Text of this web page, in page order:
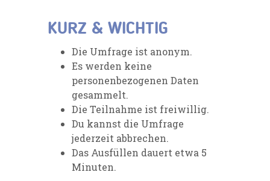
KURZ & WICHTIG
Die Umfrage ist anonym.
Es werden keine
personenbezogenen Daten
gesammelt.
Die Teilnahme ist freiwillig.
Du kannst die Umfrage
jederzeit abbrechen.
Das Ausfüllen dauert etwa 5
Minuten.